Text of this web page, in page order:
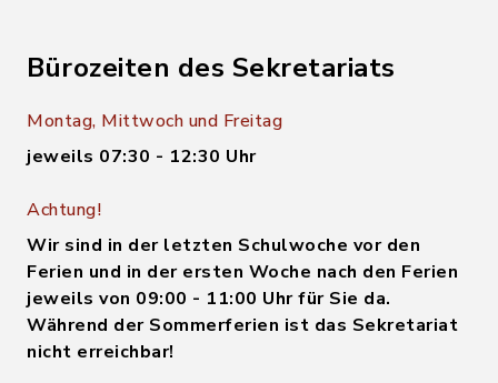
Bürozeiten des Sekretariats
Montag, Mittwoch und Freitag
jeweils 07:30 - 12:30 Uhr
Achtung!
Wir sind in der letzten Schulwoche vor den
Ferien und in der ersten Woche nach den Ferien
jeweils von 09:00 - 11:00 Uhr für Sie da.
Während der Sommerferien ist das Sekretariat
nicht erreichbar!